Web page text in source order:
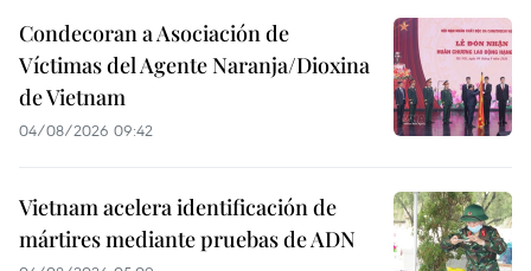
Condecoran a Asociación de
Víctimas del Agente Naranja/Dioxina
de Vietnam
04/08/2026 09:42
Vietnam acelera identificación de
mártires mediante pruebas de ADN